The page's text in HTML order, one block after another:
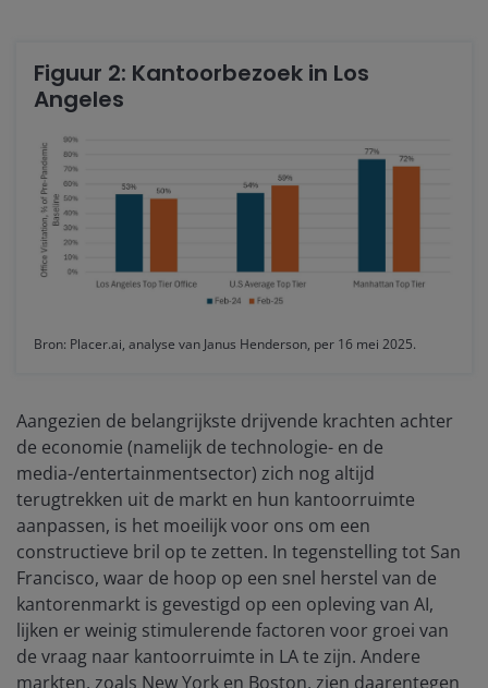
Figuur 2: Kantoorbezoek in Los
Angeles
Bron: Placer.ai, analyse van Janus Henderson, per 16 mei 2025.
Aangezien de belangrijkste drijvende krachten achter
de economie (namelijk de technologie- en de
media-/entertainmentsector) zich nog altijd
terugtrekken uit de markt en hun kantoorruimte
aanpassen, is het moeilijk voor ons om een
constructieve bril op te zetten. In tegenstelling tot San
Francisco, waar de hoop op een snel herstel van de
kantorenmarkt is gevestigd op een opleving van AI,
lijken er weinig stimulerende factoren voor groei van
de vraag naar kantoorruimte in LA te zijn. Andere
markten, zoals New York en Boston, zien daarentegen